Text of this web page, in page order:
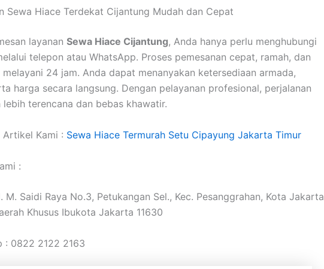
Sewa Hiace Terdekat Cijantung Mudah dan Cepat
layanan Sewa Hiace Cijantung, Anda hanya perlu menghubungi
telepon atau WhatsApp. Proses pemesanan cepat, ramah, dan
melayani 24 jam. Anda dapat menanyakan ketersediaan armada,
harga secara langsung. Dengan pelayanan profesional, perjalanan
lebih terencana dan bebas khawatir.
Artikel Kami : Sewa Hiace Termurah Setu Cipayung Jakarta Timur
:
M. Saidi Raya No.3, Petukangan Sel., Kec. Pesanggrahan, Kota Jakarta
Khusus Ibukota Jakarta 11630
: 0822 2122 2163